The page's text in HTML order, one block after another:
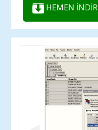
HEMEN İNDİR